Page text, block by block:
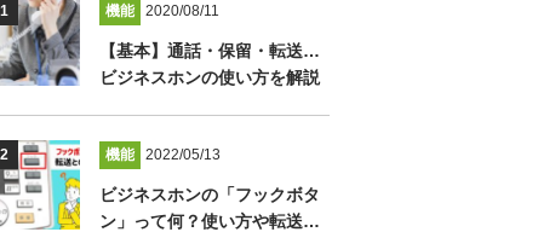
機能 2020/08/11
【基本】通話・保留・転送…
ビジネスホンの使い方を解説
機能 2022/05/13
ビジネスホンの「フックボタ
ン」って何？使い方や転送…